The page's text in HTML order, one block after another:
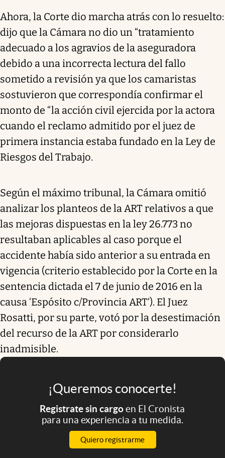
Ahora, la Corte dio marcha atrás con lo resuelto:
dijo que la Cámara no dio un “tratamiento
adecuado a los agravios de la aseguradora
debido a una incorrecta lectura del fallo
sometido a revisión ya que los camaristas
sostuvieron que correspondía confirmar el
monto de “la acción civil ejercida por la actora
cuando el reclamo admitido por el juez de
primera instancia estaba fundado en la Ley de
Riesgos del Trabajo.
Según el máximo tribunal, la Cámara omitió
analizar los planteos de la ART relativos a que
las mejoras dispuestas en la ley 26.773 no
resultaban aplicables al caso porque el
accidente había sido anterior a su entrada en
vigencia (criterio establecido por la Corte en la
sentencia dictada el 7 de junio de 2016 en la
causa ‘Espósito c/Provincia ART‘). El Juez
Rosatti, por su parte, votó por la desestimación
del recurso de la ART por considerarlo
inadmisible.
¡Queremos conocerte!
Registrate sin cargoen El Cronista
para una experiencia a tu medida.
Quiero registrarme